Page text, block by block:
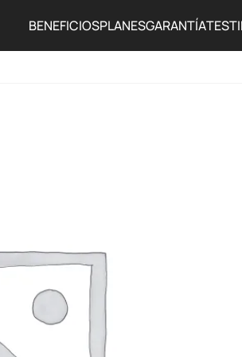
BENEFICIOSPLANESGARANTÍA